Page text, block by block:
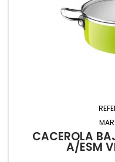
CACEROLA
A/ESM